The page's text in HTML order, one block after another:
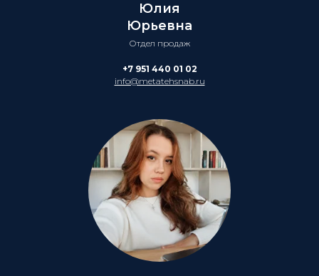
Юлия
Юрьевна
Отдел продаж
+7 951 440 01 02
info@metatehsnab.ru